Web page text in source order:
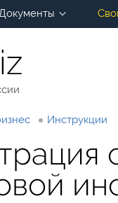
Инструкции